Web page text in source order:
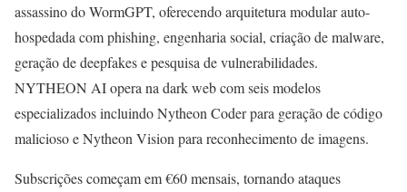
assassino do WormGPT, oferecendo arquitetura modular auto-
hospedada com phishing, engenharia social, criação de malware,
geração de deepfakes e pesquisa de vulnerabilidades.
NYTHEON AI opera na dark web com seis modelos
especializados incluindo Nytheon Coder para geração de código
malicioso e Nytheon Vision para reconhecimento de imagens.
Subscrições começam em €60 mensais, tornando ataques